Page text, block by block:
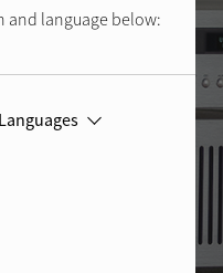
and language below:
Languages